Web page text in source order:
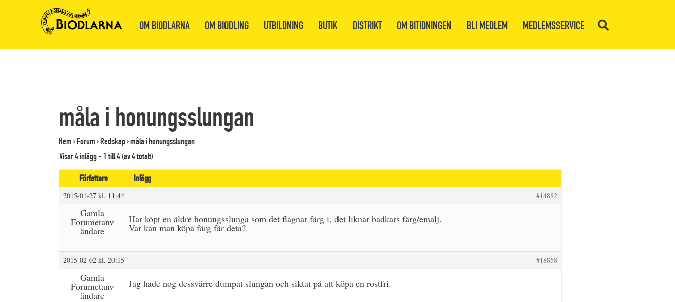
OM BIODLARNA OM BIODLING UTBILDNING BUTIK DISTRIKT OM BITIDNINGEN BLI MEDLEM MEDLEMSSERVICE
måla i honungsslungan
Hem›Forum›Redskap›måla i honungsslungan
Visar 4 inlägg - 1 till 4 (av 4 totalt)
Författare
Inlägg
2015-01-27 kl. 11:44 #14882
Gamla
Forumetanv
ändare
Har köpt en äldre honungsslunga som det flagnar färg i, det liknar badkars färg/emalj.
Var kan man köpa färg fär deta?
2015-02-02 kl. 20:15 #18858
Gamla
Forumetanv
ändare
Jag hade nog dessvärre dumpat slungan och siktat på att köpa en rostfri.